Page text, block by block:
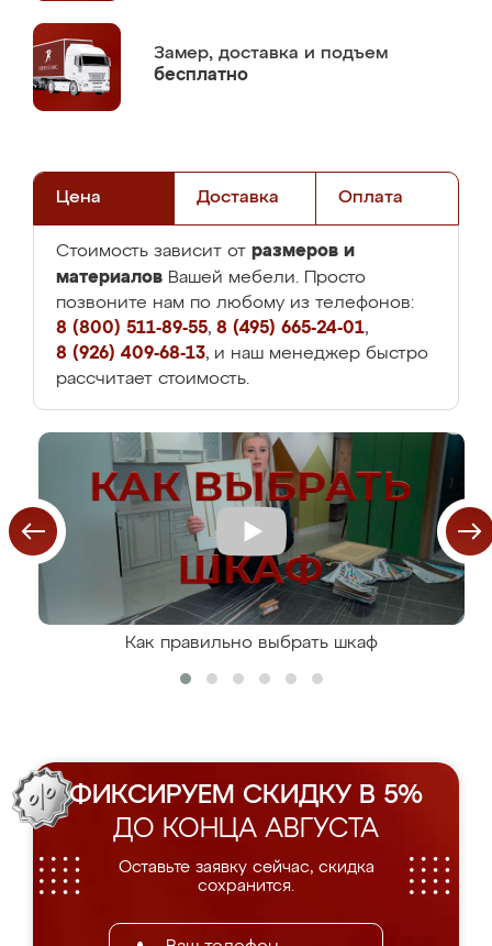
Замер, доставка и подъем
бесплатно
Цена Доставка Оплата
Стоимость зависит от размеров и
материалов Вашей мебели. Просто
позвоните нам по любому из телефонов:
8 (800) 511-89-55, 8 (495) 665-24-01,
8 (926) 409-68-13, и наш менеджер быстро
рассчитает стоимость.
Как правильно выбрать шкаф
ФИКСИРУЕМ СКИДКУ В 5%
ДО КОНЦА АВГУСТА
Оставьте заявку сейчас, скидка
сохранится.